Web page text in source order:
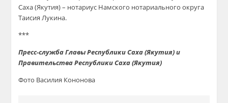
Саха (Якутия)– нотариус Намского нотариального округа
Таисия Лукина.
***
Пресс-служба Главы Республики Саха (Якутия) и
Правительства Республики Саха (Якутия)
Фото Василия Кононова